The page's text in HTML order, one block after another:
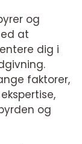
og
at
dig i
faktorer,
og